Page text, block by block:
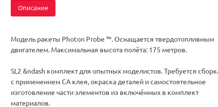
Описание
Модель ракеты Photon Probe ™. Оснащается твердотопливным
двигателем. Максимальная высота полёта: 175 метров.
SL2 &ndash комплект для опытных моделистов. Требуется
с применением CA клея, окраска деталей и самостоятельное
изготовление части элементов из включённых в комплект
материалов.